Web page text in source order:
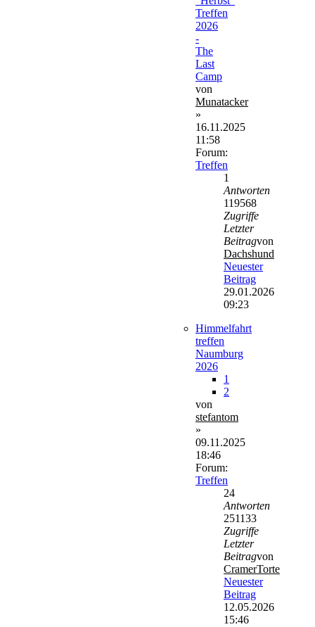
Treffen
2026
-
The
Last
Camp
von
Munatacker
»
16.11.2025
11:58
Forum:
Treffen
1
Antworten
119568
Zugriffe
Letzter
Beitragvon
Dachshund
Neuester
Beitrag
29.01.2026
09:23
Himmelfahrt
treffen
Naumburg
2026
1
2
von
stefantom
»
09.11.2025
18:46
Forum:
Treffen
24
Antworten
251133
Zugriffe
Letzter
Beitragvon
CramerTorte
Neuester
Beitrag
12.05.2026
15:46